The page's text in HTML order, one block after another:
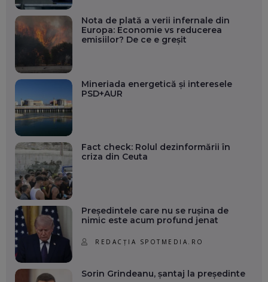
Nota de plată a verii infernale din
Europa: Economie vs reducerea
emisiilor? De ce e greșit
Mineriada energetică și interesele
PSD+AUR
Fact check: Rolul dezinformării în
criza din Ceuta
Președintele care nu se rușina de
nimic este acum profund jenat
REDACȚIA SPOTMEDIA.RO
Sorin Grindeanu, șantaj la președinte